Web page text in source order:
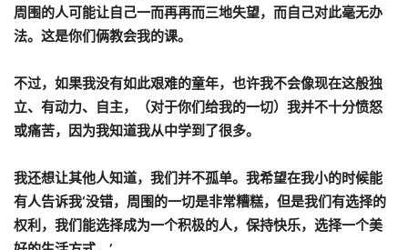
周围的人可能让自己一而再再而三地失望，而自己对此毫无办
法。这是你们俩教会我的课。
不过，如果我没有如此艰难的童年，也许我不会像现在这般独
立、有动力、自主，（对于你们给我的一切）我并不十分愤怒
或痛苦，因为我知道我从中学到了很多。
我还想让其他人知道，我们并不孤单。我希望在我小的时候能
有人告诉我‘没错，周围的一切是非常糟糕，但是我们有选择的
权利，我们能选择成为一个积极的人，保持快乐，选择一个美